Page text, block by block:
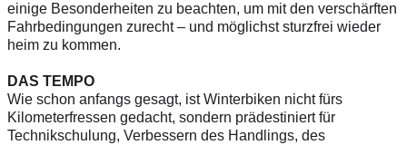
einige Besonderheiten zu beachten, um mit den verschärften
Fahrbedingungen zurecht – und möglichst sturzfrei wieder
heim zu kommen.
DAS TEMPO
Wie schon anfangs gesagt, ist Winterbiken nicht fürs
Kilometerfressen gedacht, sondern prädestiniert für
Technikschulung, Verbessern des Handlings, des